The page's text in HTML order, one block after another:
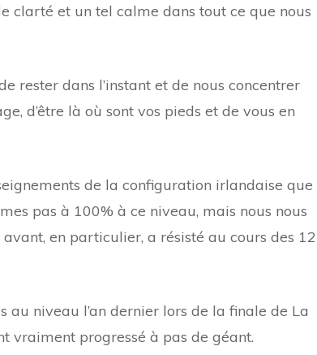
clarté et un tel calme dans tout ce que nous
rester dans l’instant et de nous concentrer
d’être là où sont vos pieds et de vous en
de la configuration irlandaise que
pas à 100% à ce niveau, mais nous nous
en particulier, a résisté au cours des 12
au niveau l’an dernier lors de la finale de La
vraiment progressé à pas de géant.